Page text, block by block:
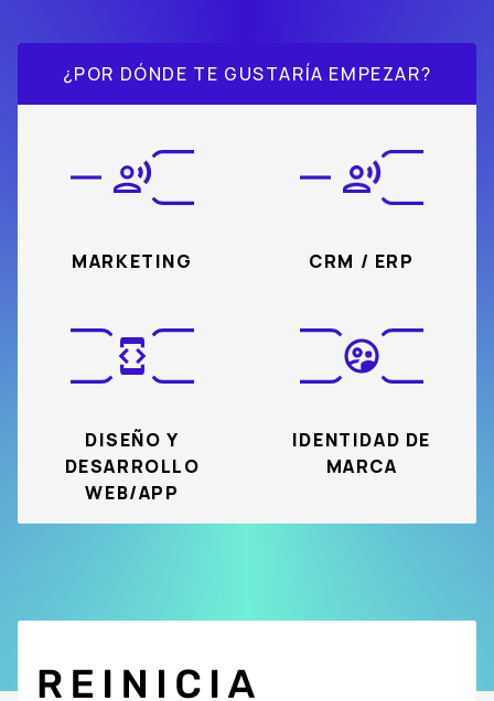
¿POR DÓNDE TE GUSTARÍA EMPEZAR?
MARKETING CRM / ERP
DISEÑO Y
DESARROLLO
WEB/APP
IDENTIDAD DE
MARCA